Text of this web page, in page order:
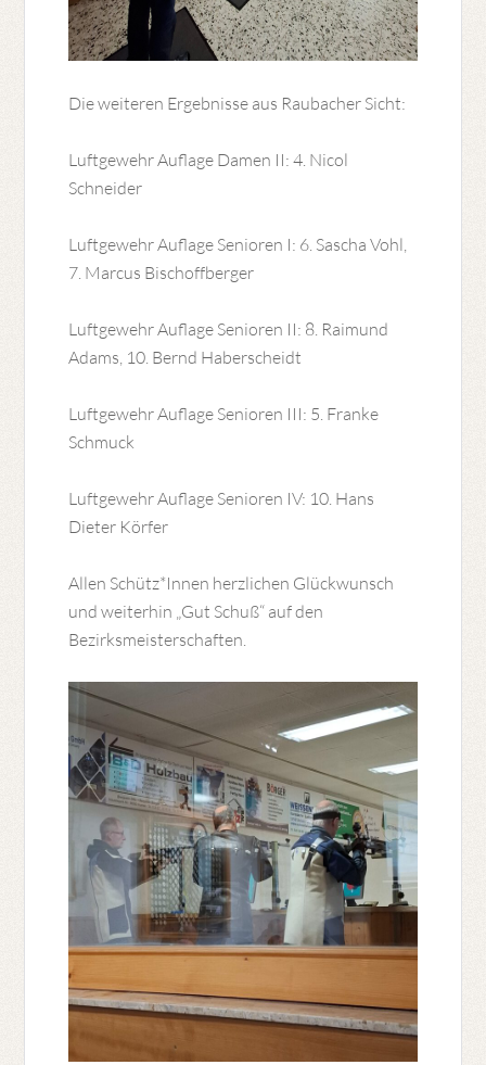
Die weiteren Ergebnisse aus Raubacher Sicht:
Luftgewehr Auflage Damen II: 4. Nicol
Schneider
Luftgewehr Auflage Senioren I: 6. Sascha Vohl,
7. Marcus Bischoffberger
Luftgewehr Auflage Senioren II: 8. Raimund
Adams, 10. Bernd Haberscheidt
Luftgewehr Auflage Senioren III: 5. Franke
Schmuck
Luftgewehr Auflage Senioren IV: 10. Hans
Dieter Körfer
Allen Schütz*Innen herzlichen Glückwunsch
und weiterhin „Gut Schuß“ auf den
Bezirksmeisterschaften.